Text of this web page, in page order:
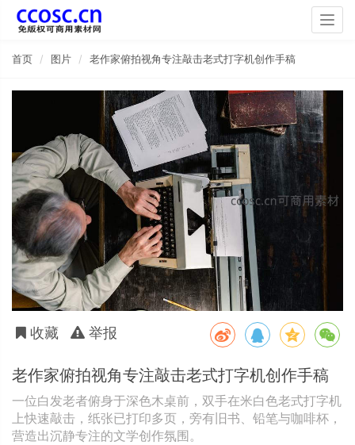
首页 图片 老作家俯拍视角专注敲击老式打字机创作手稿
收藏 举报
老作家俯拍视角专注敲击老式打字机创作手稿
一位白发老者俯身于深色木桌前，双手在米白色老式打字机
上快速敲击，纸张已打印多页，旁有旧书、铅笔与咖啡杯，
营造出沉静专注的文学创作氛围。